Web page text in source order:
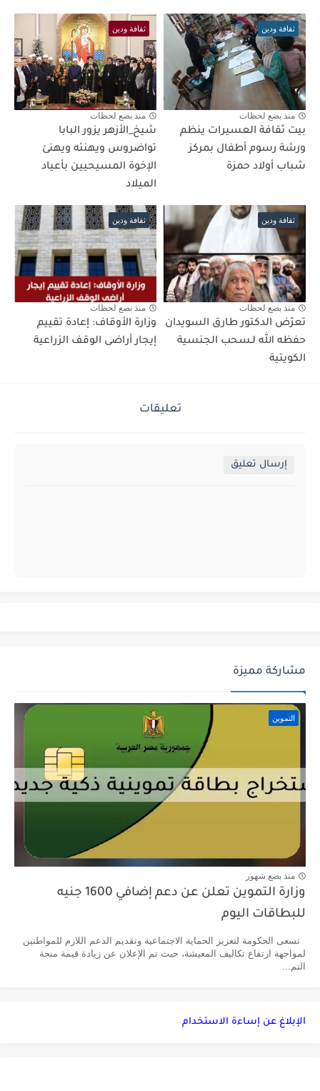
ثقافة ودين
منذ بضع لحظات
بيت ثقافة العسيرات ينظم
ورشة رسوم أطفال بمركز
شباب أولاد حمزة
ثقافة ودين
منذ بضع لحظات
شيخ_الأزهر يزور البابا
تواضروس ويهنئه ويهنئ
الإخوة المسيحيين بأعياد
الميلاد
ثقافة ودين
منذ بضع لحظات
تعرّض الدكتور طارق السويدان
حفظه الله لـسحب الجنسية
الكويتية
ثقافة ودين
منذ بضع لحظات
وزارة الأوقاف: إعادة تقييم
إيجار أراضى الوقف الزراعية
تعليقات
إرسال تعليق
مشاركة مميزة
التموين
منذ بضع شهور
وزارة التموين تعلن عن دعم إضافي 1600 جنيه
للبطاقات اليوم
تسعى الحكومة لتعزيز الحماية الاجتماعية وتقديم الدعم اللازم للمواطنين
لمواجهة ارتفاع تكاليف المعيشة، حيث تم الإعلان عن زيادة قيمة منحة
التم...
الإبلاغ عن إساءة الاستخدام